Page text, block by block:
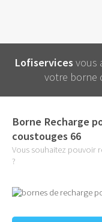
Lofiservices vous
votre borne
Borne Recharge
coustouges 66
Vous souhaitez pouvoir
?